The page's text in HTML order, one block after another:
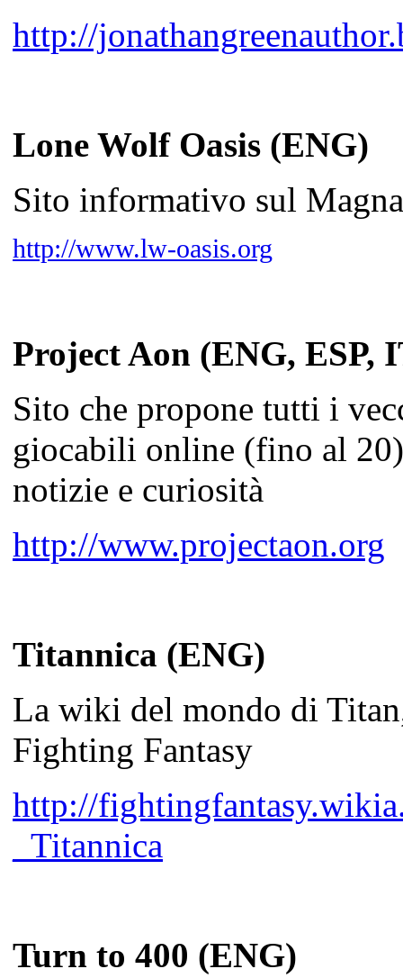
http://
Lone Wolf Oasis (ENG)
Sito informativo sul
http://www.lw-oasis.org
Project Aon (ENG, ESP,
Sito che propone tutti i
giocabili online (fino al
notizie e curiosità
http://www.projectaon.org
Titannica (ENG)
La wiki del mondo di
Fighting Fantasy
http://
_Titannica
Turn to 400 (ENG)